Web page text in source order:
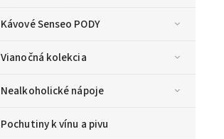
Kávové Senseo PODY
Vianočná kolekcia
Nealkoholické nápoje
Pochutiny k vínu a pivu